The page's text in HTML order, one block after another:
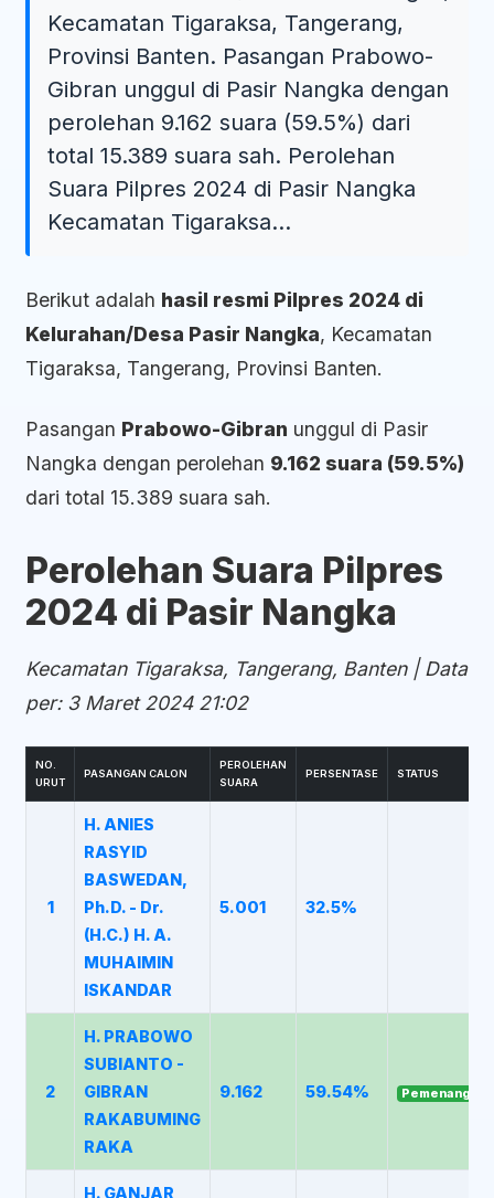
Kecamatan Tigaraksa, Tangerang,
Provinsi Banten. Pasangan Prabowo-
Gibran unggul di Pasir Nangka dengan
perolehan 9.162 suara (59.5%) dari
total 15.389 suara sah. Perolehan
Suara Pilpres 2024 di Pasir Nangka
Kecamatan Tigaraksa...
Berikut adalah hasil resmi Pilpres 2024 di
Kelurahan/Desa Pasir Nangka, Kecamatan
Tigaraksa, Tangerang, Provinsi Banten.
Pasangan Prabowo-Gibran unggul di Pasir
Nangka dengan perolehan 9.162 suara (59.5%)
dari total 15.389 suara sah.
Perolehan Suara Pilpres
2024 di Pasir Nangka
Kecamatan Tigaraksa, Tangerang, Banten | Data
per: 3 Maret 2024 21:02
NO.
URUT
PASANGAN CALON
PEROLEHAN
SUARA
PERSENTASE STATUS
1
H. ANIES
RASYID
BASWEDAN,
Ph.D. - Dr.
(H.C.) H. A.
MUHAIMIN
ISKANDAR
5.001 32.5%
2
H. PRABOWO
SUBIANTO -
GIBRAN
RAKABUMING
RAKA
9.162 59.54% Pemenang
H. GANJAR